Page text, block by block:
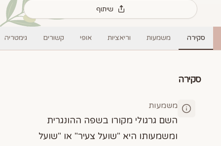
שיתוף
סקירה משמעות וריאציות אופי קשורים גימטריה
סקירה
משמעות
השם גרגולי מקורו בשפה ההונגרית
ומשמעותו היא "שועל צעיר" או "שועל